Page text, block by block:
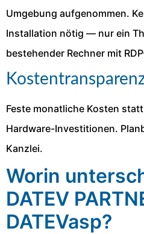
Umgebung aufgenommen.
Installation nötig — nur ein
bestehender Rechner mit
Feste monatliche Kosten
Hardware-Investitionen.
Kanzlei.
Worin
DATEV
DATEVasp?